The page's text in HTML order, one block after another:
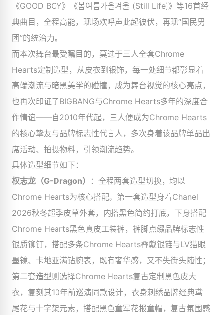
《GOOD BOY》《봄여름가을겨울 (Still Life)》等16首经
典曲目，全程高能，现场欢呼声此起彼伏，再现“国民男
团”的统治力。
而本次舞台最受瞩目的，莫过于三人全套Chrome
Hearts定制造型，从皮衣到银饰，每一处细节都彰显着
高端潮流与暗黑美学的碰撞，成为舞台视觉的核心亮点，
也再次印证了BIGBANG与Chrome Hearts多年的深度合
作情谊——自2010年代起，三人便成为Chrome Hearts
的核心挚友与品牌标志性代言人，多次身着该品牌单品出
席活动、拍摄物料，引领潮流趋势。
具体造型细节如下：
权志龙（G-Dragon）
：全程两套造型切换，均以
Chrome Hearts为核心搭配。第一套造型身着Chanel
2026秋冬超季皮草外套，内搭黑色简约打底，下身搭配
Chrome Hearts黑色真皮工装裤，裤脚点缀品牌标志性
银质铆钉，搭配多条Chrome Hearts叠戴银链与LV猫眼
墨镜、卡地亚满钻腕表，既有奢华感，又不失街头随性；
第二套造型则选择Chrome Hearts复古定制黑色皮大
衣，复刻其10年前巡演同款设计，衣身刺绣品牌经典鸢
尾花与十字架元素，搭配黑色童军花报童帽，复古氛围感